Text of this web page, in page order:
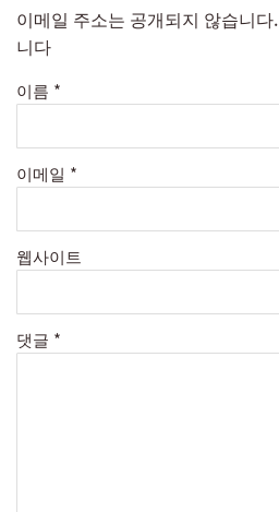
이메일 주소는 공개되지 않습니다.
니다
이름 *
이메일 *
웹사이트
댓글 *